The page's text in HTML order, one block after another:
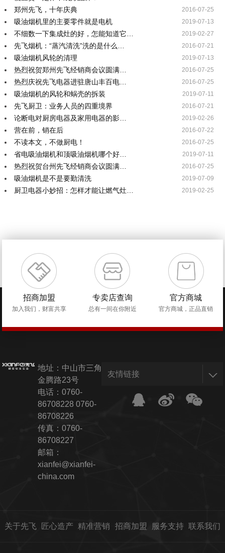
郑州先飞，十年庆典 2016-07-25
吸油烟机里的主要零件就是电机 2019-07-13
不细数一下集成灶的好，怎能知道它… 2019-02-27
先飞烟机：“蒸汽清洗”洗的是什么… 2016-07-21
吸油烟机风轮的清理 2019-07-13
热烈祝贺郑州先飞经销商会议圆满… 2016-07-25
热烈庆祝先飞电器进驻唐山丰百电… 2016-07-25
吸油烟机的风轮和蜗壳的拆装 2019-07-11
先飞厨卫：业务人员的四重境界 2016-07-21
论断电对厨房电器及家用电器的影… 2019-02-26
营在前，销在后 2016-07-22
不读本文，不做厨电！ 2016-07-25
省电吸油烟机和顶吸油烟机哪个好… 2019-07-11
热烈祝贺台州先飞经销商会议圆满… 2016-07-25
吸油烟机是不是要勤清洗 2019-07-09
厨卫电器小妙招：怎样才能让燃气灶… 2019-02-25
招商加盟
加入我们，财富共享
专卖店查询
总有一间在你附近
官方商城
官方商城，正品直销
地址：中山市三角镇
金腾路23号
电话： 0760-
86708228 0760-
86708226
传真：0760-
86708227
邮箱：
xianfei@xianfei-
china.com
友情链接
关于先飞 匠心造产 精准营销 招商加盟 服务支持 联系我们